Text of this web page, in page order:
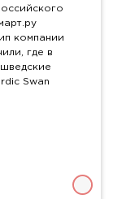
компании
где в
Swan